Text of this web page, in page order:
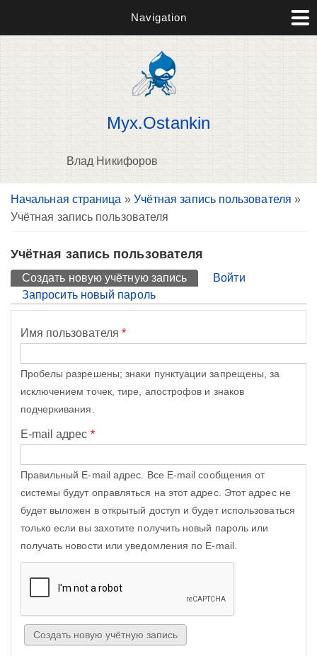
Navigation
Myx.Ostankin
Влад Никифоров
Вы здесь
Начальная страница » Учётная запись пользователя »
Учётная запись пользователя
Учётная запись пользователя
Главные вкладки
Создать новую учётную запись (активная вкладка)
Войти
Запросить новый пароль
Имя пользователя *
Пробелы разрешены; знаки пунктуации запрещены, за
исключением точек, тире, апострофов и знаков
подчеркивания.
E-mail адрес *
Правильный E-mail адрес. Все E-mail сообщения от
системы будут оправляться на этот адрес. Этот адрес не
будет выложен в открытый доступ и будет использоваться
только если вы захотите получить новый пароль или
получать новости или уведомления по E-mail.